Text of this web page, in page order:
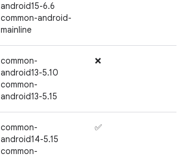
android15-6.6
common-android-
mainline
common-
android13-5.10
common-
android13-5.15
❌
common-
android14-5.15
common-
✅